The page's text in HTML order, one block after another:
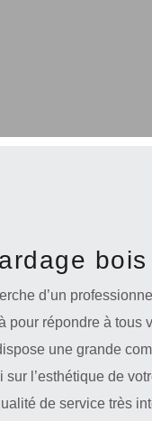
d’un
pour répondre à tous
une grande
l’esthétique de
de service très